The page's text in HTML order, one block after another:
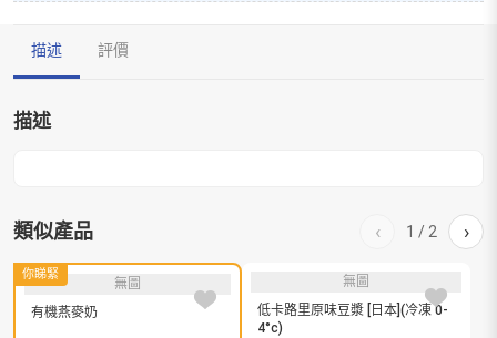
描述 評價
描述
類似產品 ‹ 1 / 2 ›
你睇緊
無圖
有機燕麥奶
無圖
低卡路里原味豆漿 [日本](冷凍 0-
4°c)